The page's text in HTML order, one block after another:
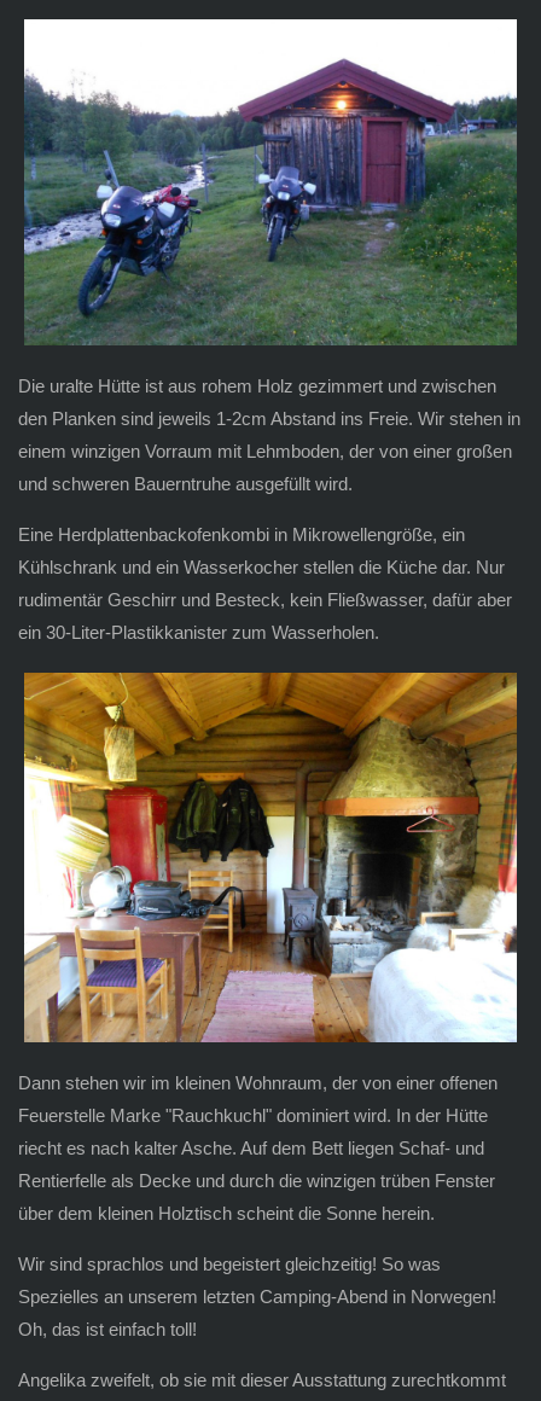
Die uralte Hütte ist aus rohem Holz gezimmert und zwischen
den Planken sind jeweils 1-2cm Abstand ins Freie. Wir stehen in
einem winzigen Vorraum mit Lehmboden, der von einer großen
und schweren Bauerntruhe ausgefüllt wird.
Eine Herdplattenbackofenkombi in Mikrowellengröße, ein
Kühlschrank und ein Wasserkocher stellen die Küche dar. Nur
rudimentär Geschirr und Besteck, kein Fließwasser, dafür aber
ein 30-Liter-Plastikkanister zum Wasserholen.
Dann stehen wir im kleinen Wohnraum, der von einer offenen
Feuerstelle Marke "Rauchkuchl" dominiert wird. In der Hütte
riecht es nach kalter Asche. Auf dem Bett liegen Schaf- und
Rentierfelle als Decke und durch die winzigen trüben Fenster
über dem kleinen Holztisch scheint die Sonne herein.
Wir sind sprachlos und begeistert gleichzeitig! So was
Spezielles an unserem letzten Camping-Abend in Norwegen!
Oh, das ist einfach toll!
Angelika zweifelt, ob sie mit dieser Ausstattung zurechtkommt